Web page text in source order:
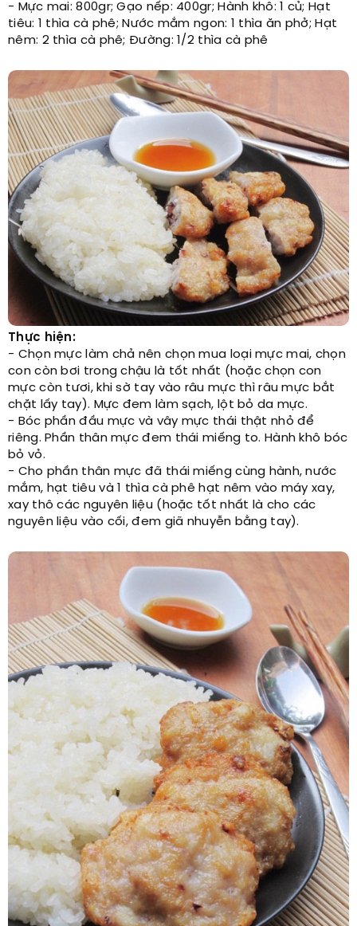
- Mực mai: 800gr; Gạo nếp: 400gr; Hành khô: 1 củ; Hạt
tiêu: 1 thìa cà phê; Nước mắm ngon: 1 thìa ăn phở; Hạt
nêm: 2 thìa cà phê; Đường: 1/2 thìa cà phê
Thực hiện:
- Chọn mực làm chả nên chọn mua loại mực mai, chọn
con còn bơi trong chậu là tốt nhất (hoặc chọn con
mực còn tươi, khi sờ tay vào râu mực thì râu mực bắt
chặt lấy tay). Mực đem làm sạch, lột bỏ da mực.
- Bóc phần đầu mực và vây mực thái thật nhỏ để
riêng. Phần thân mực đem thái miếng to. Hành khô bóc
bỏ vỏ.
- Cho phần thân mực đã thái miếng cùng hành, nước
mắm, hạt tiêu và 1 thìa cà phê hạt nêm vào máy xay,
xay thô các nguyên liệu (hoặc tốt nhất là cho các
nguyên liệu vào cối, đem giã nhuyễn bằng tay).